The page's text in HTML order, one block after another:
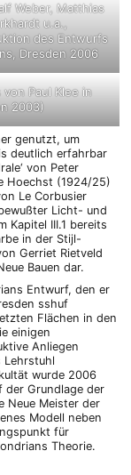
Weber, Matthias
u.a.,
des Entwurfs
Dresden 2006
Paul Klee in
2003)
genutzt, um
deutlich erfahrbar
von Peter
Hoechst (1924/25)
Le Corbusier
Licht- und
Kapitel III.1 bereits
in der Stijl-
Gerriet Rietveld
Bauen dar.
Entwurf, den er
sshuf
Flächen in den
einigen
Anliegen
Lehrstuhl
wurde 2006
der Grundlage der
Neue Meister der
Modell neben
für
Theorie.